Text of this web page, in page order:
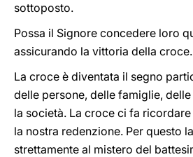
sottoposto.
Possa il Signore concedere loro
assicurando la vittoria della croce.
La croce è diventata il segno
delle persone, delle famiglie,
la società. La croce ci fa
la nostra redenzione. Per questo
strettamente al mistero del